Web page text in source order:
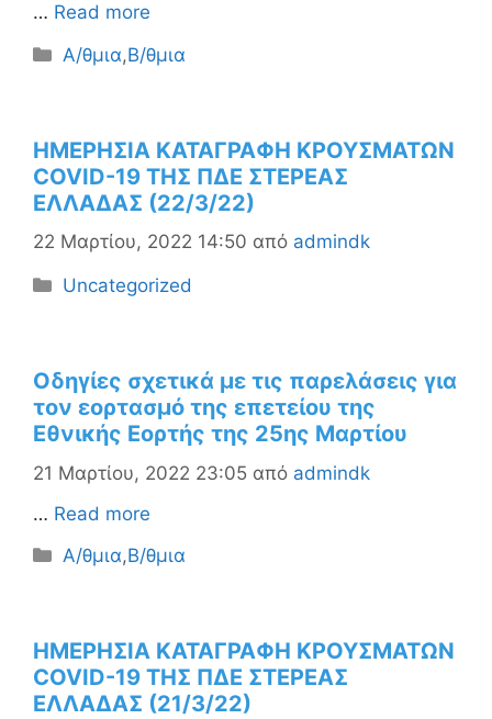
… Read more
Κατηγορίες
Α/θμια,Β/θμια
ΗΜΕΡΗΣΙΑ ΚΑΤΑΓΡΑΦΗ ΚΡΟΥΣΜΑΤΩΝ
COVID-19 ΤΗΣ ΠΔΕ ΣΤΕΡΕΑΣ
ΕΛΛΑΔΑΣ (22/3/22)
22 Μαρτίου, 2022 14:50 από admindk
Κατηγορίες
Uncategorized
Οδηγίες σχετικά με τις παρελάσεις για
τον εορτασμό της επετείου της
Εθνικής Εορτής της 25ης Μαρτίου
21 Μαρτίου, 2022 23:05 από admindk
… Read more
Κατηγορίες
Α/θμια,Β/θμια
ΗΜΕΡΗΣΙΑ ΚΑΤΑΓΡΑΦΗ ΚΡΟΥΣΜΑΤΩΝ
COVID-19 ΤΗΣ ΠΔΕ ΣΤΕΡΕΑΣ
ΕΛΛΑΔΑΣ (21/3/22)